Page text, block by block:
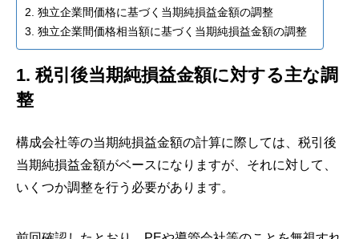
2. 独立企業間価格に基づく当期純損益金額の調整
3. 独立企業間価格相当額に基づく当期純損益金額の調整
1. 税引後当期純損益金額に対する主な調
整
構成会社等の当期純損益金額の計算に際しては、税引後
当期純損益金額がベースになりますが、それに対して、
いくつか調整を行う必要があります。